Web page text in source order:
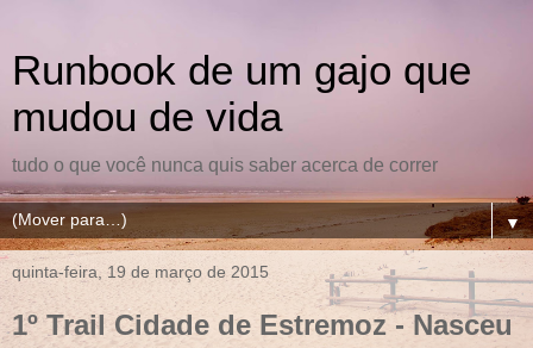
Runbook de um gajo que
mudou de vida
tudo o que você nunca quis saber acerca de correr
▼
quinta-feira, 19 de março de 2015
1º Trail Cidade de Estremoz - Nasceu